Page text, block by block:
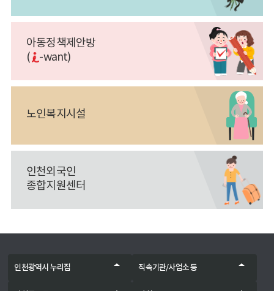
아동정책제안방
(
-want)
노인복지시설
인천외국인
종합지원센터
인천광역시 누리집 직속기관/사업소 등